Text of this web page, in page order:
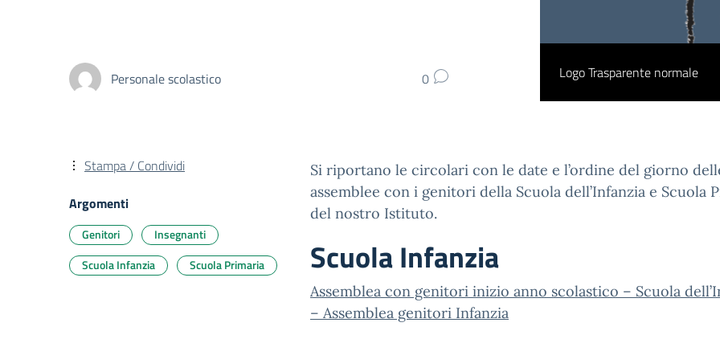
Logo Trasparente normale
Personale scolastico 0
Si riportano le circolari con le date e l’ordine del giorno
assemblee con i genitori della Scuola dell’Infanzia e Scuola
del nostro Istituto.
Scuola Infanzia
Assemblea con genitori inizio anno scolastico – Scuola
– Assemblea genitori Infanzia
Stampa / Condividi
Argomenti
Genitori
Insegnanti
Scuola Infanzia
Scuola Primaria